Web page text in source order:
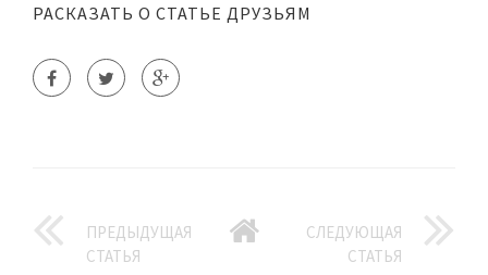
РАСКАЗАТЬ О СТАТЬЕ ДРУЗЬЯМ
ПРЕДЫДУЩАЯ
СТАТЬЯ
СЛЕДУЮЩАЯ
СТАТЬЯ